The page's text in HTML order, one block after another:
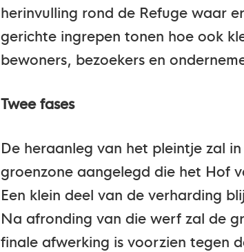
herinvulling rond de Refuge waar
gerichte ingrepen tonen hoe ook
bewoners, bezoekers en
Twee fases
De heraanleg van het pleintje zal
groenzone aangelegd die het Hof
Een klein deel van de verharding
Na afronding van die werf zal de
finale afwerking is voorzien tegen